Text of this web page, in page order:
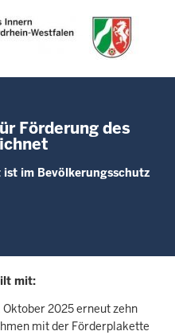
Inhalt
MAIN MENU
Förderung des
ist im Bevölkerungsschutz
mit:
2025 erneut zehn
mit der Förderplakette